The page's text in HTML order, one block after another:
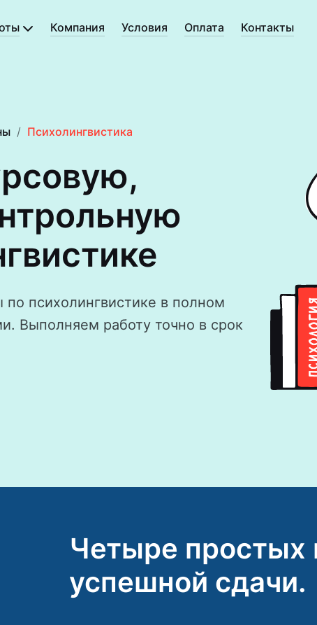
Компания Условия Оплата Контакты
Психолингвистика
психолингвистике в полном
Выполняем работу точно в срок
Четыре простых
успешной сдачи.